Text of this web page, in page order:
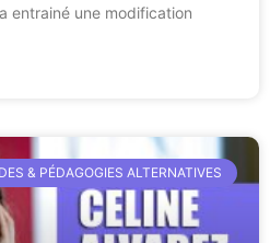
entrainé une modification
& PÉDAGOGIES ALTERNATIVES